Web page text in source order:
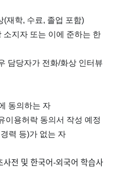
(재학, 수료, 졸업 포함)
소지자 또는 이에 준하는 한
담당자가 전화/화상 인터뷰
동의하는 자
이용허락 동의서 작성 예정
력 등)가 없는 자
사전 및 한국어-외국어 학습사